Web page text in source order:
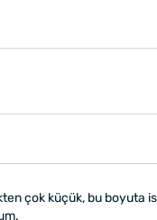
çok küçük, bu boyuta